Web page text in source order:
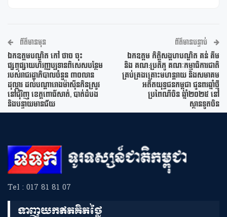
ព័ត៌មានមុន
ឯកឧត្តមបណ្ឌិត កៅ ថាច ចុះ
ផ្សព្វផ្សាយហិរញ្ញប្បទានពិសេសបន្ថែម
របស់រាជរដ្ឋាភិបាលចំនួន ៣០លាន
ដុល្លារ ដល់បណ្តារោងម៉ាស៊ីនកិនស្រូវ
នៅជុំវិញ ខេត្តពោធិ៍សាត់, បាត់ដំបង
និងបន្ទាយមានជ័យ
ព័ត៌មានបន្ទាប់
ឯកឧត្តម កិត្តិសង្គហបណ្ឌិត គន់ គីម
និង គណ:ប្រតិភូ គណៈកម្មាធិការជាតិ
គ្រប់គ្រងគ្រោះមហន្តរាយ និងសមាគម
អតីតយុទ្ធជនកម្ពុជា ជូនពរឆ្នាំថ្មី
ប្រពៃណីចិន ឆ្នាំ២០២៥ នៅ
ស្ថានទូតចិន
Tel : 017 81 81 07
ទាញយកឥតគិតថ្លៃ